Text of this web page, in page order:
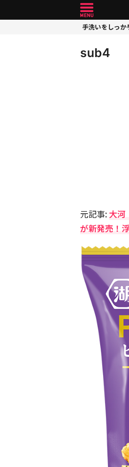
手洗いをしっ
sub4
元記事:大河
が新発売！